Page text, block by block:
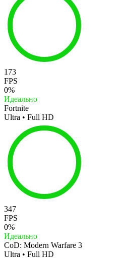
173
FPS
0%
Идеально
Fortnite
Ultra • Full HD
347
FPS
0%
Идеально
CoD: Modern Warfare 3
Ultra • Full HD